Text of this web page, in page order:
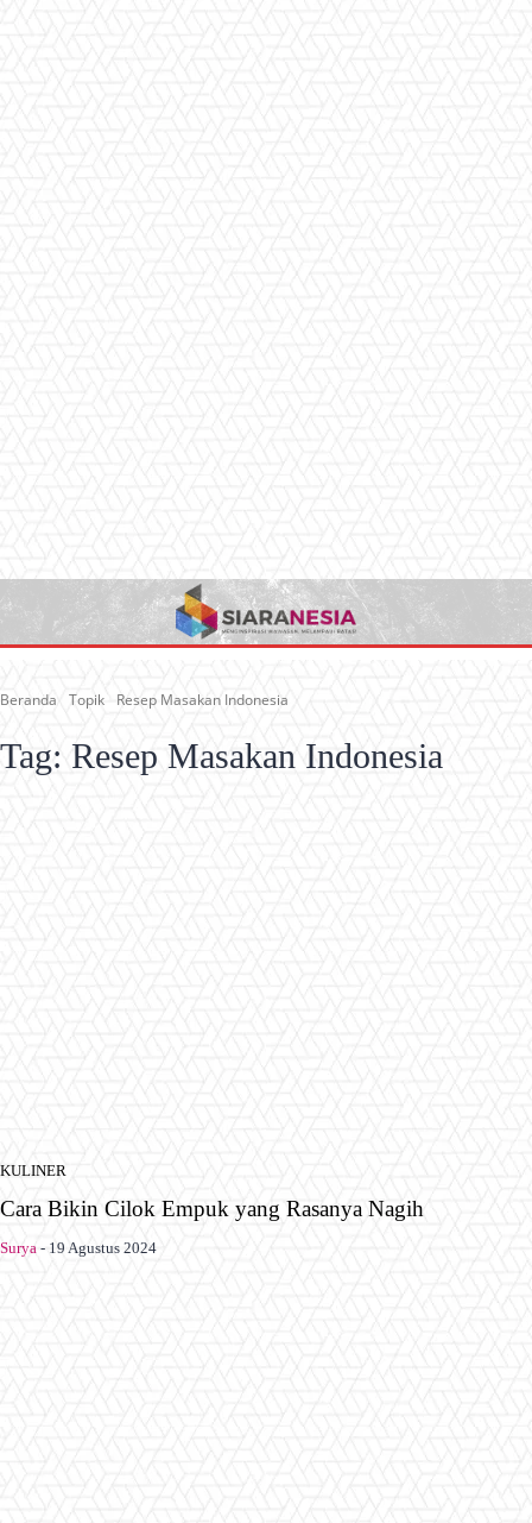
Beranda Topik Resep Masakan Indonesia
Tag: Resep Masakan Indonesia
KULINER
Cara Bikin Cilok Empuk yang Rasanya Nagih
Surya - 19 Agustus 2024